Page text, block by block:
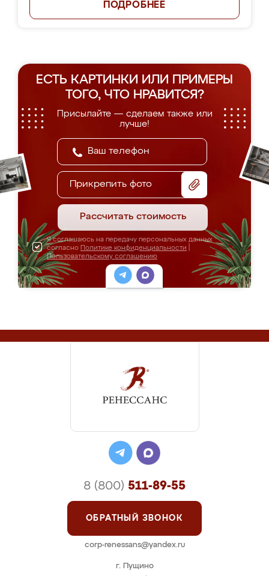
ПОДРОБНЕЕ
ЕСТЬ КАРТИНКИ ИЛИ ПРИМЕРЫ
ТОГО, ЧТО НРАВИТСЯ?
Присылайте — сделаем также или
лучше!
Прикрепить фото
Рассчитать стоимость
Я соглашаюсь на передачу персональных данных
согласно Политике конфиденциальности
Пользовательскому соглашению
г. Пущино
8 (800) 511-89-55
ОБРАТНЫЙ ЗВОНОК
corp-renessans@yandex.ru